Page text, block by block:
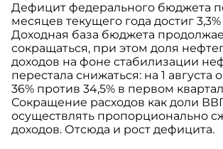
Дефицит федерального бюджета
месяцев текущего года достиг
Доходная база бюджета
сокращаться, при этом доля
доходов на фоне стабилизации
перестала снижаться: на 1 августа
36% против 34,5% в первом
Сокращение расходов как доли
осуществлять пропорционально
доходов. Отсюда и рост дефицита.